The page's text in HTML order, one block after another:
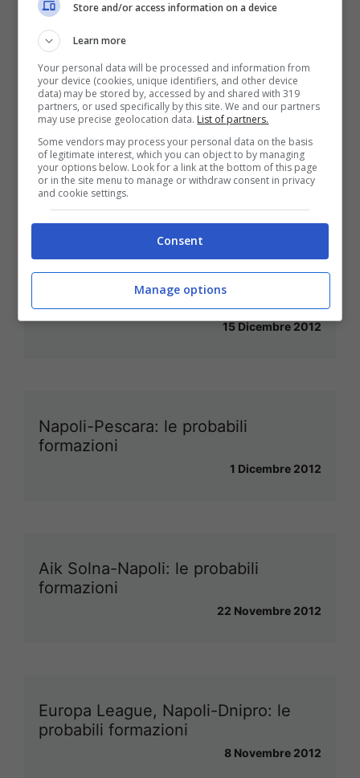
Serie A, Napoli-Roma: le probabili
formazioni
5 Gennaio 2013
Napoli, le pagelle del 2012: la difesa
27 Dicembre 2012
Napoli-Bologna: le probabili
15 Dicembre 2012
Napoli-Pescara: le probabili
formazioni
1 Dicembre 2012
Aik Solna-Napoli: le probabili
formazioni
22 Novembre 2012
Europa League, Napoli-Dnipro: le
probabili formazioni
8 Novembre 2012
Store and/or access information on a device
Learn more
Your personal data will be processed and information from
your device (cookies, unique identifiers, and other device
data) may be stored by, accessed by and shared with 319
partners, or used specifically by this site. We and our partners
may use precise geolocation data. List of partners.
Some vendors may process your personal data on the basis
of legitimate interest, which you can object to by managing
your options below. Look for a link at the bottom of this page
or in the site menu to manage or withdraw consent in privacy
and cookie settings.
Consent
Manage options